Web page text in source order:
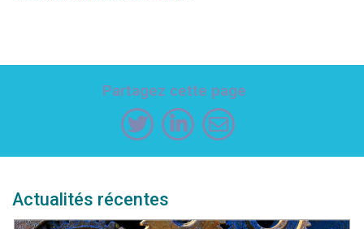
Partagez cette page
Actualités récentes